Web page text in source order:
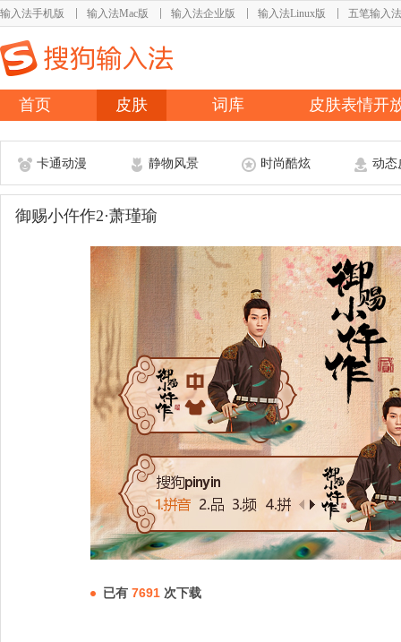
输入法手机版 输入法Mac版 输入法企业版 输入法Linux版 五笔输入法
首页 皮肤 词库 皮肤表情开
卡通动漫 静物风景 时尚酷炫 动态
御赐小仵作2·萧瑾瑜
已有 7691 次下载